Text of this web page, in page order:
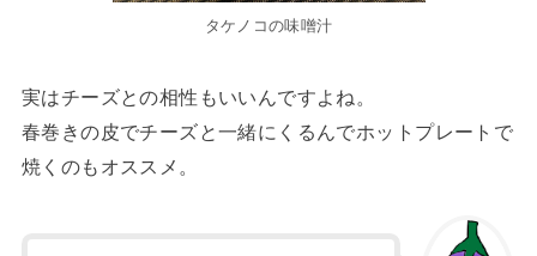
タケノコの味噌汁
実はチーズとの相性もいいんですよね。
春巻きの皮でチーズと一緒にくるんでホットプレートで
焼くのもオススメ。